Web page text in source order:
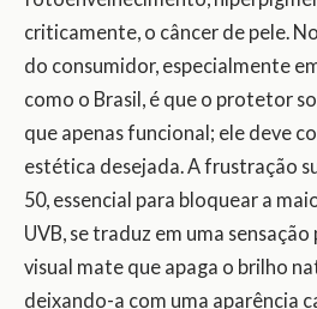
criticamente, o câncer de pele.
do consumidor, especialmente
como o Brasil, é que o protetor
que apenas funcional; ele deve
estética desejada. A frustração
50, essencial para bloquear a
UVB, se traduz em uma
visual mate que apaga o brilho
deixando-a com uma aparência